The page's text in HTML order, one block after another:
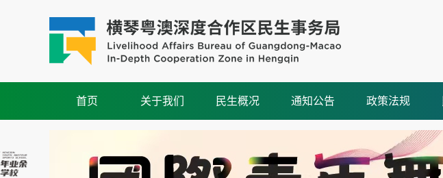
首页 关于我们 民生概况 通知公告 政策法规